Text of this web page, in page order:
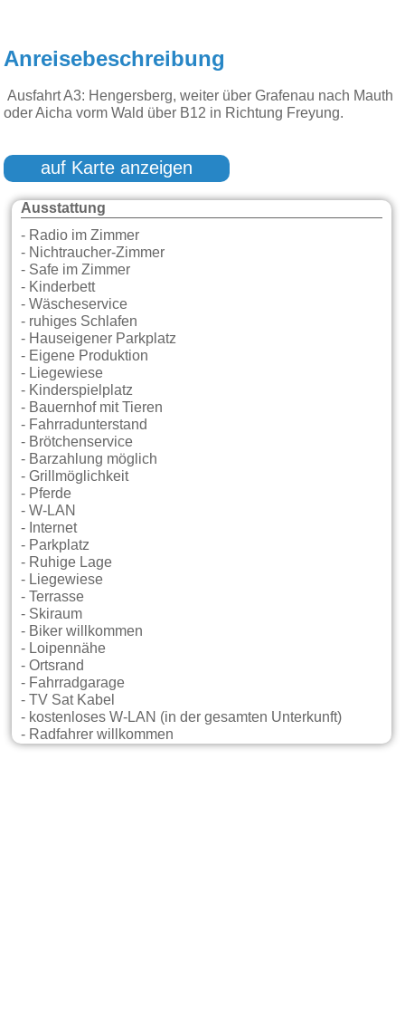
Anreisebeschreibung
Ausfahrt A3: Hengersberg, weiter über Grafenau nach Mauth
oder Aicha vorm Wald über B12 in Richtung Freyung.
auf Karte anzeigen
Ausstattung
- Radio im Zimmer
- Nichtraucher-Zimmer
- Safe im Zimmer
- Kinderbett
- Wäscheservice
- ruhiges Schlafen
- Hauseigener Parkplatz
- Eigene Produktion
- Liegewiese
- Kinderspielplatz
- Bauernhof mit Tieren
- Fahrradunterstand
- Brötchenservice
- Barzahlung möglich
- Grillmöglichkeit
- Pferde
- W-LAN
- Internet
- Parkplatz
- Ruhige Lage
- Liegewiese
- Terrasse
- Skiraum
- Biker willkommen
- Loipennähe
- Ortsrand
- Fahrradgarage
- TV Sat Kabel
- kostenloses W-LAN (in der gesamten Unterkunft)
- Radfahrer willkommen